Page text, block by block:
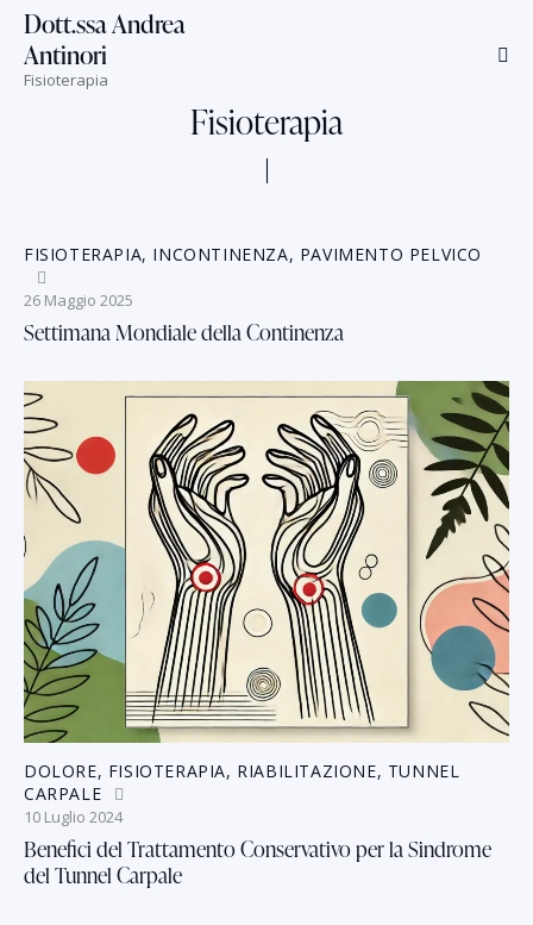
Dott.ssa Andrea
Antinori
Fisioterapia
Fisioterapia
FISIOTERAPIA, INCONTINENZA, PAVIMENTO PELVICO
26 Maggio 2025
Settimana Mondiale della Continenza
DOLORE, FISIOTERAPIA, RIABILITAZIONE, TUNNEL
CARPALE
10 Luglio 2024
Benefici del Trattamento Conservativo per la Sindrome
del Tunnel Carpale